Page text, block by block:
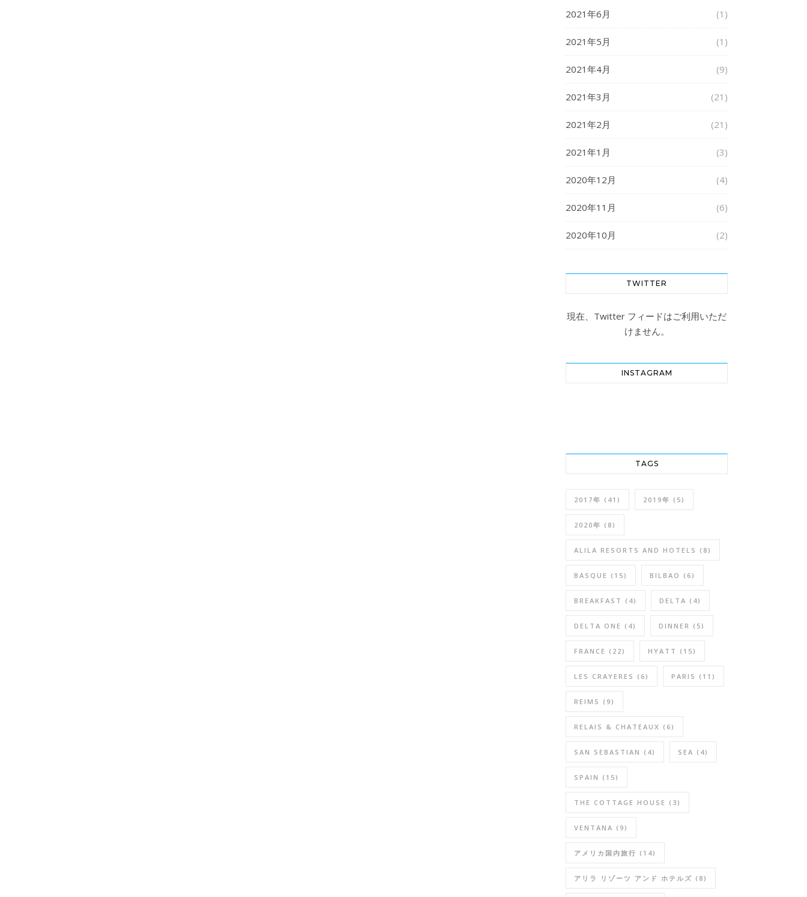
2021年6月 (1)
2021年5月 (1)
2021年4月 (9)
2021年3月 (21)
2021年2月 (21)
2021年1月 (3)
2020年12月 (4)
2020年11月 (6)
2020年10月 (2)
TWITTER
現在、Twitter フィードはご利用いただ
けません。
INSTAGRAM
TAGS
2017年 (41) 2019年 (5)
2020年 (8)
ALILA RESORTS AND HOTELS (8)
BASQUE (15) BILBAO (6)
BREAKFAST (4) DELTA (4)
DELTA ONE (4) DINNER (5)
FRANCE (22) HYATT (15)
LES CRAYERES (6) PARIS (11)
REIMS (9)
RELAIS & CHATEAUX (6)
SAN SEBASTIAN (4) SEA (4)
SPAIN (15)
THE COTTAGE HOUSE (3)
VENTANA (9)
アメリカ国内旅行 (14)
アリラ リゾーツ アンド ホテルズ (8)